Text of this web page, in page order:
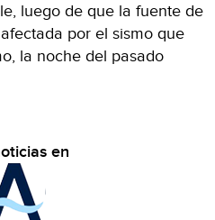
luego de que la fuente de
por el sismo que
la noche del pasado
en